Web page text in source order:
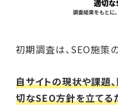
初期調査は、SEO施策
自サイトの現状や課題
切なSEO方針を立て